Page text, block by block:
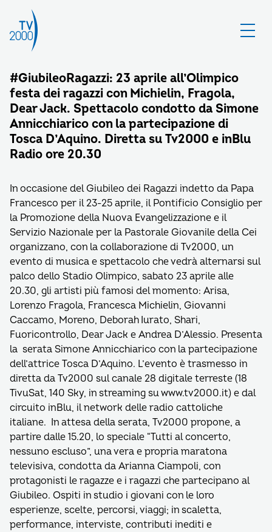
#GiubileoRagazzi: 23 aprile all’Olimpico
festa dei ragazzi con Michielin, Fragola,
Dear Jack. Spettacolo condotto da Simone
Annicchiarico con la partecipazione di
Tosca D’Aquino. Diretta su Tv2000 e inBlu
Radio ore 20.30
In occasione del Giubileo dei Ragazzi indetto da Papa
Francesco per il 23-25 aprile, il Pontificio Consiglio per
la Promozione della Nuova Evangelizzazione e il
Servizio Nazionale per la Pastorale Giovanile della Cei
organizzano, con la collaborazione di Tv2000, un
evento di musica e spettacolo che vedrà alternarsi sul
palco dello Stadio Olimpico, sabato 23 aprile alle
20.30, gli artisti più famosi del momento: Arisa,
Lorenzo Fragola, Francesca Michielin, Giovanni
Caccamo, Moreno, Deborah Iurato, Shari,
Fuoricontrollo, Dear Jack e Andrea D’Alessio. Presenta
la serata Simone Annicchiarico con la partecipazione
dell’attrice Tosca D’Aquino. L’evento è trasmesso in
diretta da Tv2000 sul canale 28 digitale terreste (18
TivuSat, 140 Sky, in streaming su www.tv2000.it) e dal
circuito inBlu, il network delle radio cattoliche
italiane. In attesa della serata, Tv2000 propone, a
partire dalle 15.20, lo speciale “Tutti al concerto,
nessuno escluso”, una vera e propria maratona
televisiva, condotta da Arianna Ciampoli, con
protagonisti le ragazze e i ragazzi che partecipano al
Giubileo. Ospiti in studio i giovani con le loro
esperienze, scelte, percorsi, viaggi; in scaletta,
performance, interviste, contributi inediti e